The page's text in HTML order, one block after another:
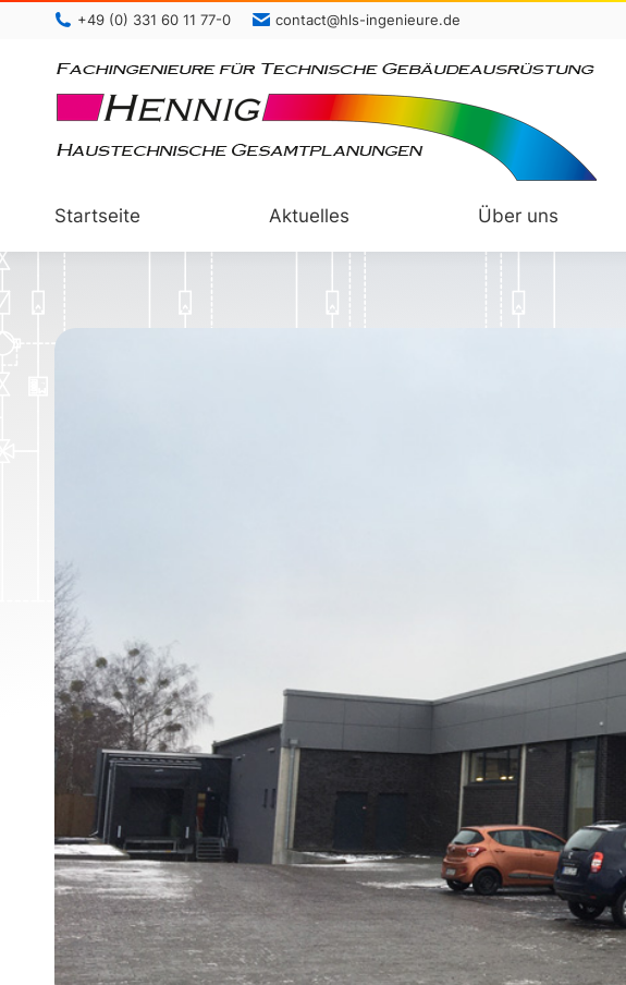
+49 (0) 331 60 11 77-0 contact@hls-ingenieure.de
Startseite Aktuelles Über uns